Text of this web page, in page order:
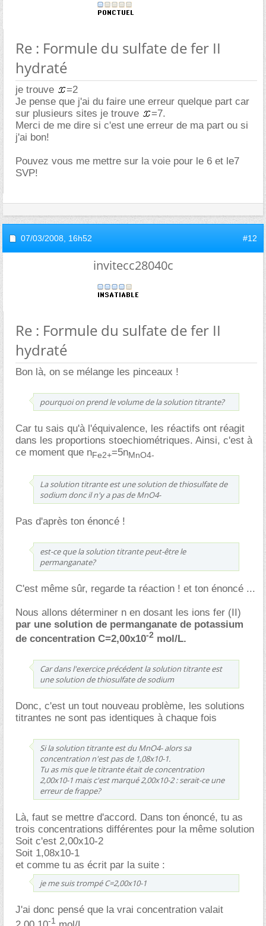
Re : Formule du sulfate de fer II
hydraté
je trouve
=2
Je pense que j'ai du faire une erreur quelque part car
sur plusieurs sites je trouve
=7.
Merci de me dire si c'est une erreur de ma part ou si
j'ai bon!
Pouvez vous me mettre sur la voie pour le 6 et le7
SVP!
07/03/2008, 16h52 #12
invitecc28040c
Re : Formule du sulfate de fer II
hydraté
Bon là, on se mélange les pinceaux !
pourquoi on prend le volume de la solution titrante?
Car tu sais qu'à l'équivalence, les réactifs ont réagit
dans les proportions stoechiométriques. Ainsi, c'est à
ce moment que nFe2+=5nMnO4-
La solution titrante est une solution de thiosulfate de
sodium donc il n'y a pas de MnO4-
Pas d'après ton énoncé !
est-ce que la solution titrante peut-être le
permanganate?
C'est même sûr, regarde ta réaction ! et ton énoncé ...
Nous allons déterminer n en dosant les ions fer (II)
par une solution de permanganate de potassium
de concentration C=2,00x10-2 mol/L.
Car dans l'exercice précédent la solution titrante est
une solution de thiosulfate de sodium
Donc, c'est un tout nouveau problème, les solutions
titrantes ne sont pas identiques à chaque fois
Si la solution titrante est du MnO4- alors sa
concentration n'est pas de 1,08x10-1.
Tu as mis que le titrante était de concentration
2,00x10-1 mais c'est marqué 2,00x10-2 : serait-ce une
erreur de frappe?
Là, faut se mettre d'accord. Dans ton énoncé, tu as
trois concentrations différentes pour la même solution
Soit c'est 2,00x10-2
Soit 1,08x10-1
et comme tu as écrit par la suite :
je me suis trompé C=2,00x10-1
J'ai donc pensé que la vrai concentration valait
-1